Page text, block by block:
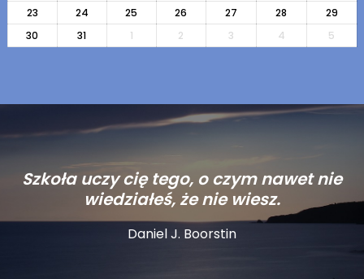
23
24 25 26 27 28
29
30
31 1 2 3 4 5
Szkoła uczy cię tego, o czym nawet nie
wiedziałeś, że nie wiesz.
Daniel J. Boorstin